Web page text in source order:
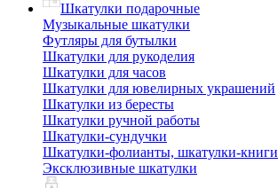
Шкатулки подарочные
Музыкальные шкатулки
Футляры для бутылки
Шкатулки для рукоделия
Шкатулки для часов
Шкатулки для ювелирных украшений
Шкатулки из бересты
Шкатулки ручной работы
Шкатулки-сундучки
Шкатулки-фолианты, шкатулки-книги
Эксклюзивные шкатулки